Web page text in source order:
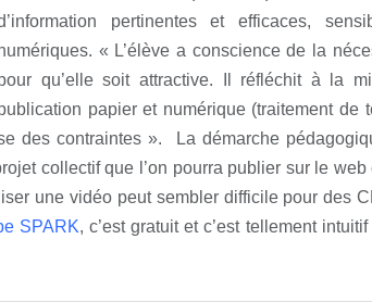
pertinentes et efficaces,
« L’élève a conscience de la
qu’elle soit attractive. Il réfléchit à la
papier et numérique (traitement de
des contraintes ». La démarche
collectif que l’on pourra publier sur le
une vidéo peut sembler difficile pour des
SPARK, c’est gratuit et c’est tellement